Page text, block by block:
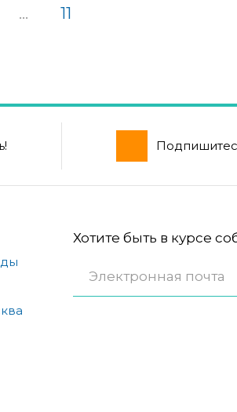
... 11
Хотите быть в курсе